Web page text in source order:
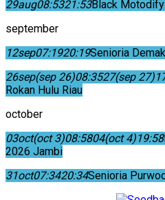
29aug08:5321:53Black
september
12sep07:1920:19Senioria
26sep(sep 26)08:3527(sep 27)
Rokan Hulu Riau
october
03oct(oct 3)08:5804(oct 4)19:58
2026 Jambi
31oct07:3420:34Senioria